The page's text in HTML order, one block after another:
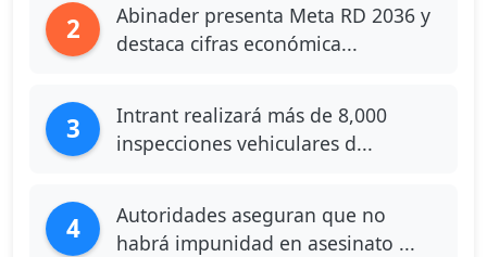
2
Abinader presenta Meta RD 2036 y
destaca cifras económica...
3
Intrant realizará más de 8,000
inspecciones vehiculares d...
4
Autoridades aseguran que no
habrá impunidad en asesinato ...